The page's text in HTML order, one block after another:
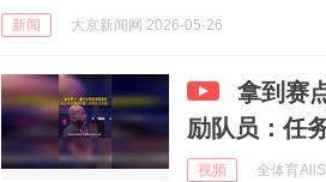
新闻 大京新闻网 2026-05-26
拿到赛
励队员：任
视频 全体育